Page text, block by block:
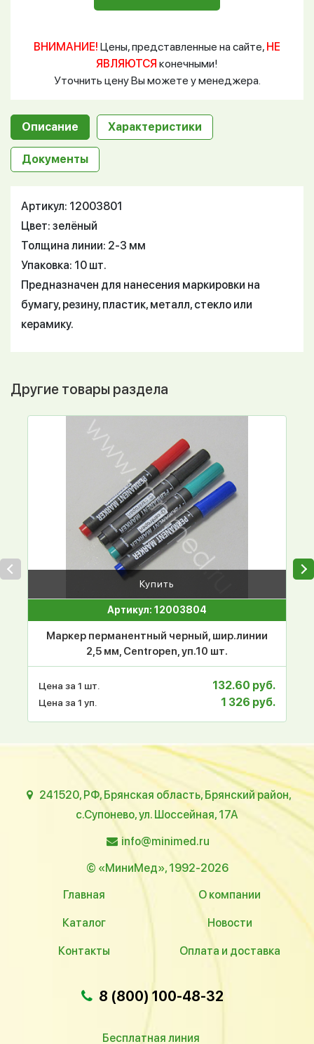
ВНИМАНИЕ! Цены, представленные на сайте, НЕ
ЯВЛЯЮТСЯ конечными!
Уточнить цену Вы можете у менеджера.
Описание Характеристики
Документы
Артикул: 12003801
Цвет: зелёный
Толщина линии: 2-3 мм
Упаковка: 10 шт.
Предназначен для нанесения маркировки на
бумагу, резину, пластик, металл, стекло или
керамику.
Другие товары раздела
Купить
Артикул: 12003804
Маркер перманентный черный, шир.линии
2,5 мм, Centropen, уп.10 шт.
Цена за 1 шт. 132.60 руб.
Цена за 1 уп. 1 326 руб.
241520, РФ, Брянская область, Брянский район,
с.Супонево, ул. Шоссейная, 17А
info@minimed.ru
© «МиниМед», 1992-2026
Главная
О компании
Каталог Новости
Контакты Оплата и доставка
8 (800) 100-48-32
Бесплатная линия